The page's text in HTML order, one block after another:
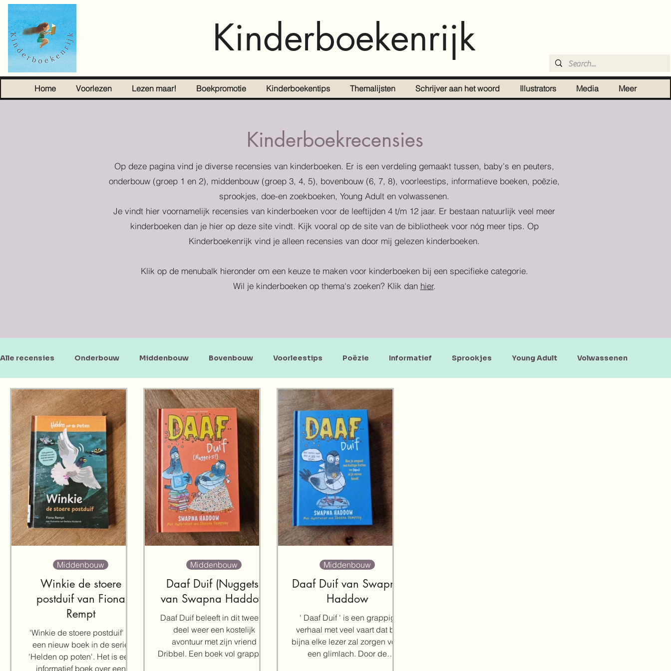
Kinderboekenrijk
Home Voorlezen Lezen maar! Boekpromotie Kinderboekentips Themalijsten Schrijver aan het woord Illustrators Media Meer
Kinderboekrecensies
Op deze pagina vind je diverse recensies van kinderboeken. Er is een verdeling gemaakt tussen, baby's en peuters,
onderbouw (groep 1 en 2), middenbouw (groep 3, 4, 5), bovenbouw (6, 7, 8), voorleestips, informatieve boeken, poëzie,
sprookjes, doe-en zoekboeken, Young Adult en volwassenen.
Je vindt hier voornamelijk recensies van kinderboeken voor de leeftijden 4 t/m 12 jaar. Er bestaan natuurlijk veel meer
kinderboeken dan je hier op deze site vindt. Kijk vooral op de site van de bibliotheek voor nóg meer tips. Op
Kinderboekenrijk vind je alleen recensies van door mij gelezen kinderboeken.
Klik op de menubalk hieronder om een keuze te maken voor kinderboeken bij een specifieke categorie.
Wil je kinderboeken op thema's zoeken? Klik dan hier.
Alle recensies Onderbouw Middenbouw Bovenbouw Voorleestips Poëzie Informatief Sprookjes Young Adult Volwassenen
Doe-en zoekboeken Baby's en peuters
Winkie de stoere
postduif van Fiona
Rempt
'Winkie de stoere postduif' is
een nieuw boek in de serie
'Helden op poten'. Het is een
informatief boek over een
Middenbouw
Daaf Duif (Nuggets)
van Swapna Haddow
Daaf Duif beleeft in dit tweede
deel weer een kostelijk
avontuur met zijn vriend
Dribbel. Een boek vol grappige
Middenbouw
Daaf Duif van Swapna
Haddow
' Daaf Duif ' is een grappig
verhaal met veel vaart dat bij
bijna elke lezer zal zorgen voor
een glimlach. Door de
Middenbouw